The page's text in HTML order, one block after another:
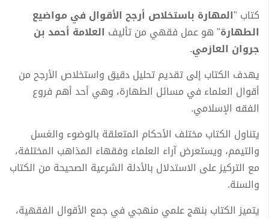
كتاب "المهارة باستخلاص أرجح الأقوال في مواضيع
الطهارة" هو عمل فقهي من تأليف العلامة أحمد بن
جروان العازمي.
يهدف الكتاب إلى تقديم تحليل دقيق واستخلاص الأرجح من
أقوال العلماء في مسائل الطهارة، وهي أحد أهم فروع
الفقه الإسلامي.
يتناول الكتاب مختلف الأحكام المتعلقة بالوضوء والغسل
والتيمم، ويستعرض آراء العلماء وفقهاء المذاهب المختلفة،
مع التركيز على الاستدلال بالأدلة الشرعية الصحيحة من الكتاب
والسنة.
يتميز الكتاب بنهج علمي منهجي في جمع الأقوال الفقهية،